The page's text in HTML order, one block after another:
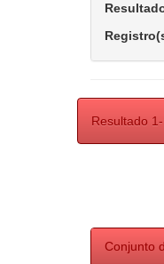
Resultado 1-
Conjunto